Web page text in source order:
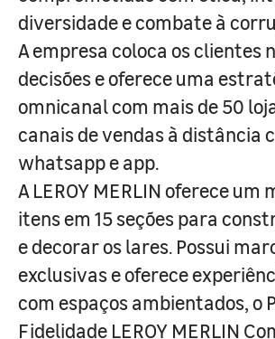
diversidade e combate à
A empresa coloca os clientes
decisões e oferece uma
omnicanal com mais de 50
canais de vendas à distância
whatsapp e app.
A LEROY MERLIN oferece um
itens em 15 seções para
e decorar os lares. Possui
exclusivas e oferece
com espaços ambientados, o
Fidelidade LEROY MERLIN